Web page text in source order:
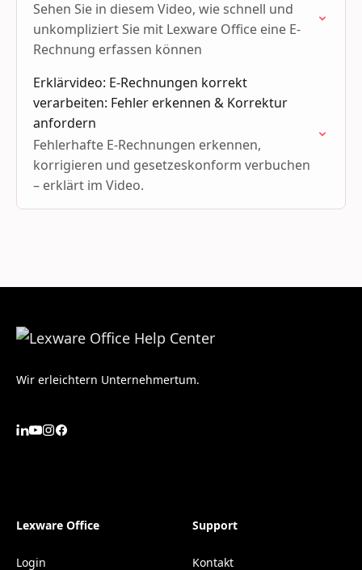
Sehen Sie in diesem Video, wie schnell und
unkompliziert Sie mit Lexware Office eine E-
Rechnung erfassen können
Erklärvideo: E-Rechnungen korrekt
verarbeiten: Fehler erkennen & Korrektur
anfordern
Fehlerhafte E-Rechnungen erkennen,
korrigieren und gesetzeskonform verbuchen
– erklärt im Video.
Wir erleichtern Unternehmertum.
Lexware Office
Login
Support
Kontakt